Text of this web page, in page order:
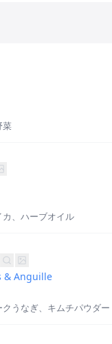
菜
、ハーブオイル
& Anguille
うなぎ、キムチパウダー